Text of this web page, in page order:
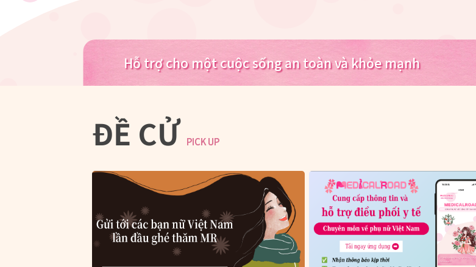
Hỗ trợ cho một cuộc sống an toàn và khỏe mạnh
ĐỀ CỬ PICK UP